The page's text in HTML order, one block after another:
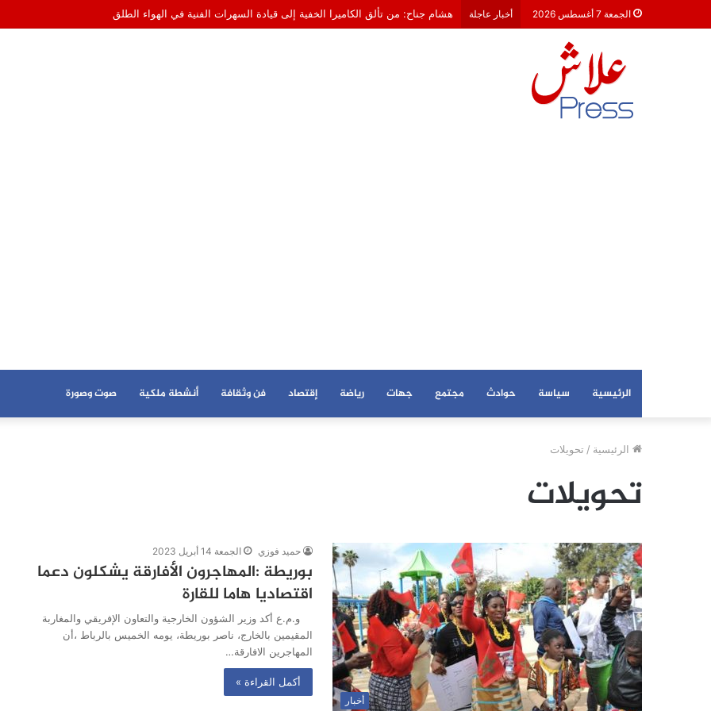
الجمعة 7 أغسطس 2026 أخبار عاجلة معركة 23 شتنبر 2026: هل أصبحت الأحزاب السياسية مجرد محطات لـ “الترحال الانتخابي”؟
الرئيسية سياسة حوادث مجتمع جهات رياضة إقتصاد فن وثقافة أنشطة ملكية صوت وصورة
الرئيسية / تحويلات
تحويلات
أخبار
حميد فوزي الجمعة 14 أبريل 2023
بوريطة :المهاجرون الأفارقة يشكلون دعما
اقتصاديا هاما للقارة
و.م.ع أكد وزير الشؤون الخارجية والتعاون الإفريقي والمغاربة
المقيمين بالخارج، ناصر بوريطة، يومه الخميس بالرباط ،أن
المهاجرين الافارقة…
أكمل القراءة »